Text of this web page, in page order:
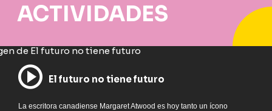
ACTIVIDADES
El futuro no tiene futuro
La escritora canadiense Margaret Atwood es hoy tanto un ícono